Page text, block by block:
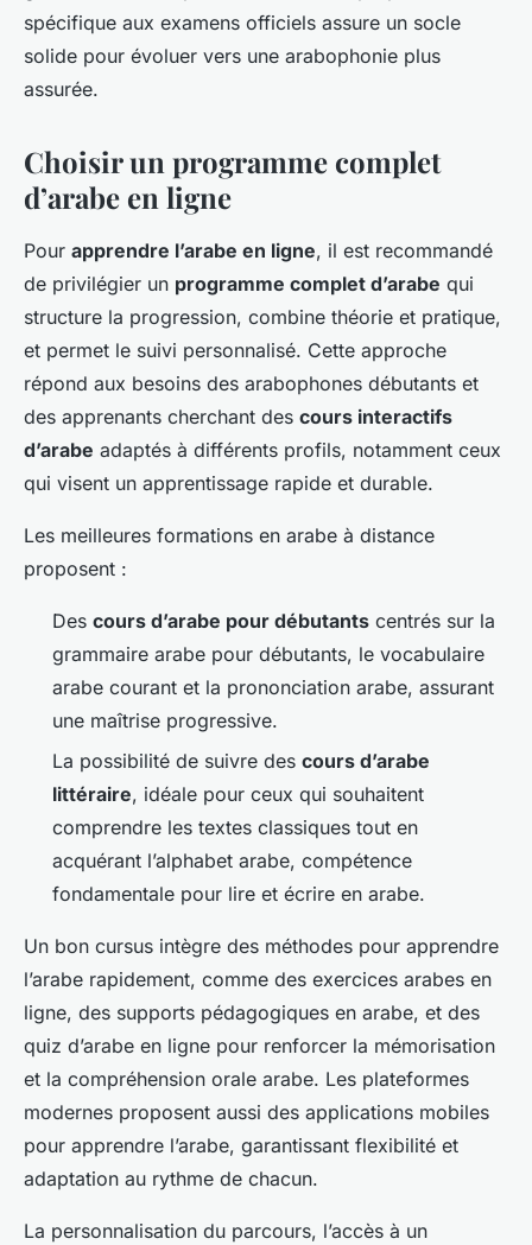
spécifique aux examens officiels assure un socle
solide pour évoluer vers une arabophonie plus
assurée.
Choisir un programme complet
d’arabe en ligne
Pour apprendre l’arabe en ligne, il est recommandé
de privilégier un programme complet d’arabe qui
structure la progression, combine théorie et pratique,
et permet le suivi personnalisé. Cette approche
répond aux besoins des arabophones débutants et
des apprenants cherchant des cours interactifs
d’arabe adaptés à différents profils, notamment ceux
qui visent un apprentissage rapide et durable.
Les meilleures formations en arabe à distance
proposent :
Des cours d’arabe pour débutants centrés sur la
grammaire arabe pour débutants, le vocabulaire
arabe courant et la prononciation arabe, assurant
une maîtrise progressive.
La possibilité de suivre des cours d’arabe
littéraire, idéale pour ceux qui souhaitent
comprendre les textes classiques tout en
acquérant l’alphabet arabe, compétence
fondamentale pour lire et écrire en arabe.
Un bon cursus intègre des méthodes pour apprendre
l’arabe rapidement, comme des exercices arabes en
ligne, des supports pédagogiques en arabe, et des
quiz d’arabe en ligne pour renforcer la mémorisation
et la compréhension orale arabe. Les plateformes
modernes proposent aussi des applications mobiles
pour apprendre l’arabe, garantissant flexibilité et
adaptation au rythme de chacun.
La personnalisation du parcours, l’accès à un